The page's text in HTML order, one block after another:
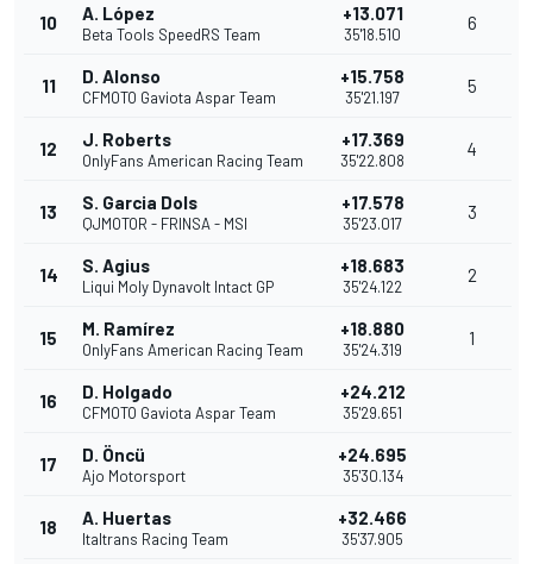
10 A. López
Beta Tools SpeedRS Team
+13.071
35'18.510
6
11 D. Alonso
CFMOTO Gaviota Aspar Team
+15.758
35'21.197
5
12 J. Roberts
OnlyFans American Racing Team
+17.369
35'22.808
4
13 S. Garcia Dols
QJMOTOR - FRINSA - MSI
+17.578
35'23.017
3
14 S. Agius
Liqui Moly Dynavolt Intact GP
+18.683
35'24.122
2
15 M. Ramírez
OnlyFans American Racing Team
+18.880
35'24.319
1
16 D. Holgado
CFMOTO Gaviota Aspar Team
+24.212
35'29.651
17 D. Öncü
Ajo Motorsport
+24.695
35'30.134
18 A. Huertas
Italtrans Racing Team
+32.466
35'37.905